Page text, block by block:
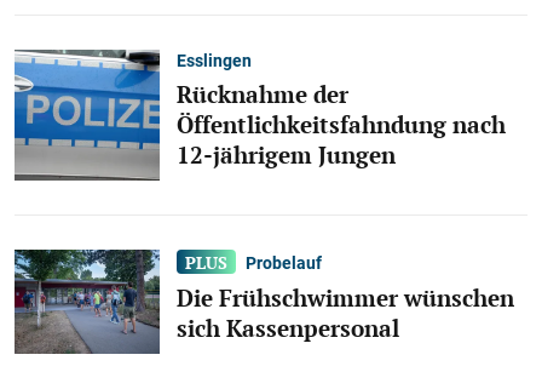
Esslingen
Rücknahme der
Öffentlichkeitsfahndung nach
12-jährigem Jungen
Probelauf
Die Frühschwimmer wünschen
sich Kassenpersonal